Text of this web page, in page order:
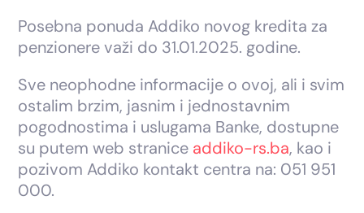
Posebna ponuda Addiko novog kredita za
penzionere važi do 31.01.2025. godine.
Sve neophodne informacije o ovoj, ali i svim
ostalim brzim, jasnim i jednostavnim
pogodnostima i uslugama Banke, dostupne
su putem web stranice addiko-rs.ba, kao i
pozivom Addiko kontakt centra na: 051 951
000.